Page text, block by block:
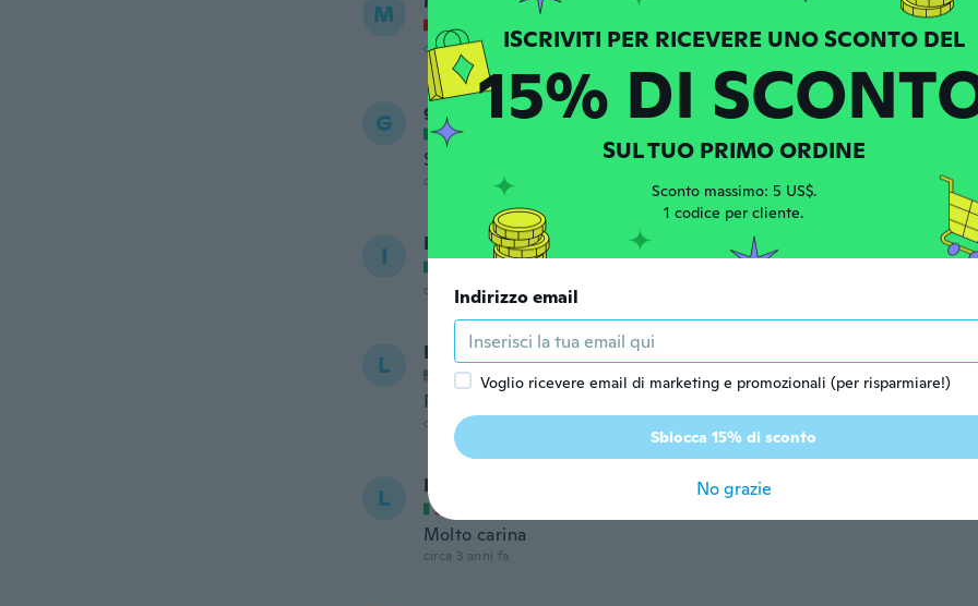
M
circa 3 anni fa
G gianni
Iscrizione dal 2017
Simpatica e carina
circa 3 anni fa
I Ivana
circa 3 anni fa
L Laura
Iscrizione dal 2017 recensioni
Received item at specified time. Thanks
circa 3 anni fa
L Luciano
Molto carina
circa 3 anni fa
ISCRIVITI PER RICEVERE UNO SCONTO DEL
15% DI
SUL TUO PRIMO ORDINE
Sconto massimo: 5 US$.
1 codice per cliente.
Indirizzo email
Voglio ricevere email di marketing e promozionali (per risparmiare!)
Sblocca 15% di sconto
No grazie